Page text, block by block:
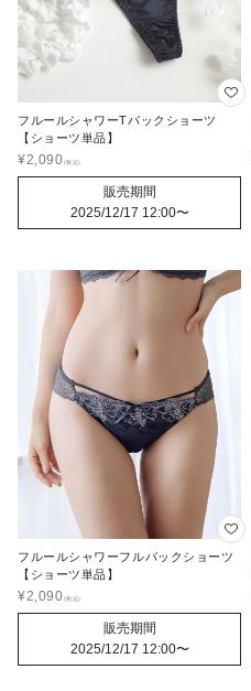
フルールシャワーTバックショーツ
【ショーツ単品】
¥2,090
販売期間
2025/12/17 12:00〜
フルールシャワーフルバックショーツ
【ショーツ単品】
¥2,090
販売期間
2025/12/17 12:00〜